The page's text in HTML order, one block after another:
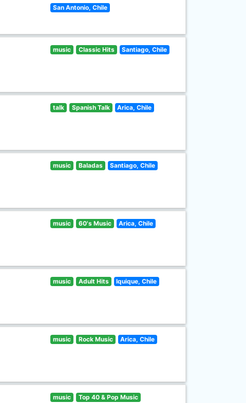
San Antonio, Chile
music Classic Hits Santiago, Chile
talk Spanish Talk Arica, Chile
music Baladas Santiago, Chile
music 60's Music Arica, Chile
music Adult Hits Iquique, Chile
music Rock Music Arica, Chile
music Top 40 & Pop Music